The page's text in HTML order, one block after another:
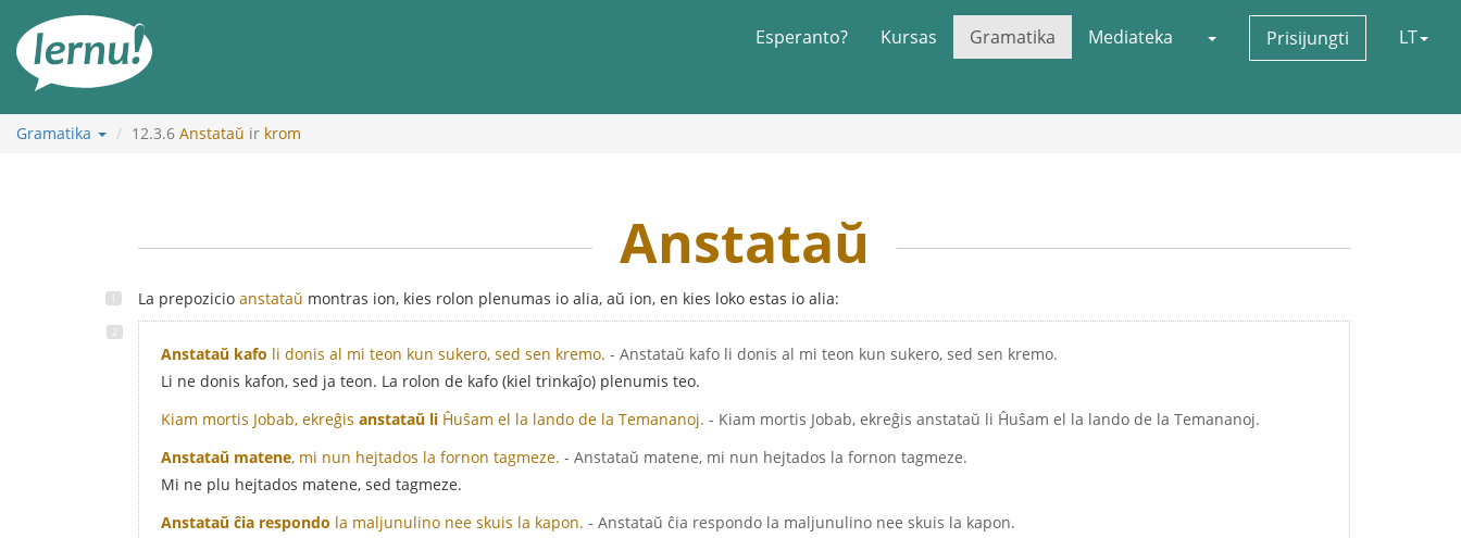
turinį
Esperanto? Kursas Gramatika Mediateka Prisijungti LT
Gramatika 12.3.6 Anstataŭ ir krom
Anstataŭ
La prepozicio anstataŭ montras ion, kies rolon plenumas io alia, aŭ ion, en kies loko estas io alia:
Anstataŭ kafo li donis al mi teon kun sukero, sed sen kremo. - Anstataŭ kafo li donis al mi teon kun sukero, sed sen kremo.
Li ne donis kafon, sed ja teon. La rolon de kafo (kiel trinkaĵo) plenumis teo.
Kiam mortis Jobab, ekreĝis anstataŭ li Ĥuŝam el la lando de la Temananoj. - Kiam mortis Jobab, ekreĝis anstataŭ li Ĥuŝam el la lando de la Temananoj.
Anstataŭ matene, mi nun hejtados la fornon tagmeze. - Anstataŭ matene, mi nun hejtados la fornon tagmeze.
Mi ne plu hejtados matene, sed tagmeze.
Anstataŭ ĉia respondo la maljunulino nee skuis la kapon. - Anstataŭ ĉia respondo la maljunulino nee skuis la kapon.